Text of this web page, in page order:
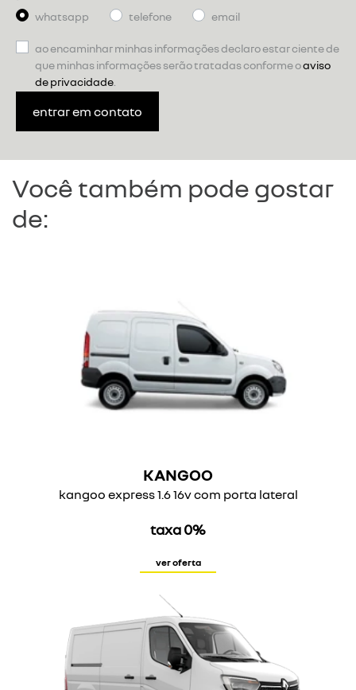
whatsapp telefone email
ao encaminhar minhas informações declaro estar ciente de
que minhas informações serão tratadas conforme oaviso
de privacidade
entrar em contato
Você também pode gostar
de:
KANGOO
kangoo express 1.6 16v com porta lateral
taxa 0%
ver oferta